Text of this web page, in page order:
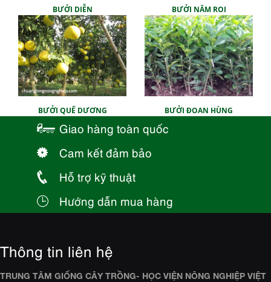
BƯỞI DIỄN BƯỞI NĂM ROI
BƯỞI QUẾ DƯƠNG BƯỞI ĐOAN HÙNG
Giao hàng toàn quốc
Cam kết đảm bảo
Hỗ trợ kỹ thuật
Hướng dẫn mua hàng
Thông tin liên hệ
TRUNG TÂM GIỐNG CÂY TRỒNG- HỌC VIỆN NÔNG NGHIỆP VIỆT